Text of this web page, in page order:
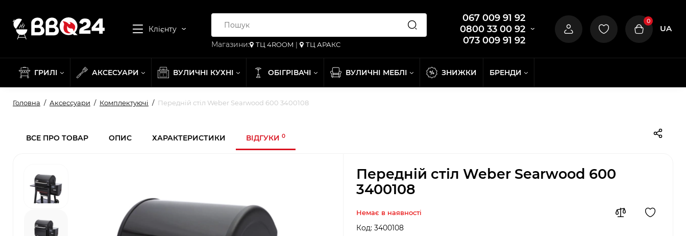
Клієнту
067 009 91 92
0800 33 00 92
073 009 91 92
Магазини: ТЦ 4ROOM | ТЦ АРАКС
0
UA
ГРИЛІ АКСЕСУАРИ ВУЛИЧНІ КУХНІ ОБІГРІВАЧІ ВУЛИЧНІ МЕБЛІ ЗНИЖКИ БРЕНДИ
Головна Аксессуари Комплектуючі Передній стіл Weber Searwood 600 3400108
ВСЕ ПРО ТОВАР ОПИС ХАРАКТЕРИСТИКИ ВІДГУКИ 0
Передній стіл Weber Searwood 600
3400108
Немає в наявності
Код: 3400108